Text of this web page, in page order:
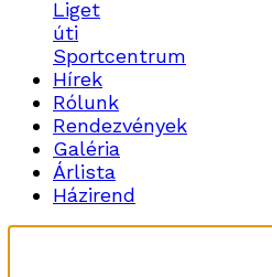
Liget
úti
Sportcentrum
Hírek
Rólunk
Rendezvények
Galéria
Árlista
Házirend